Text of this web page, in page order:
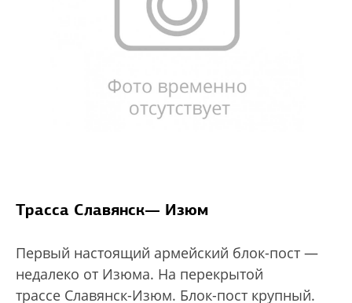
Трасса Славянск— Изюм
Первый настоящий армейский блок-пост —
недалеко от Изюма. На перекрытой
трассе Славянск-Изюм. Блок-пост крупный.